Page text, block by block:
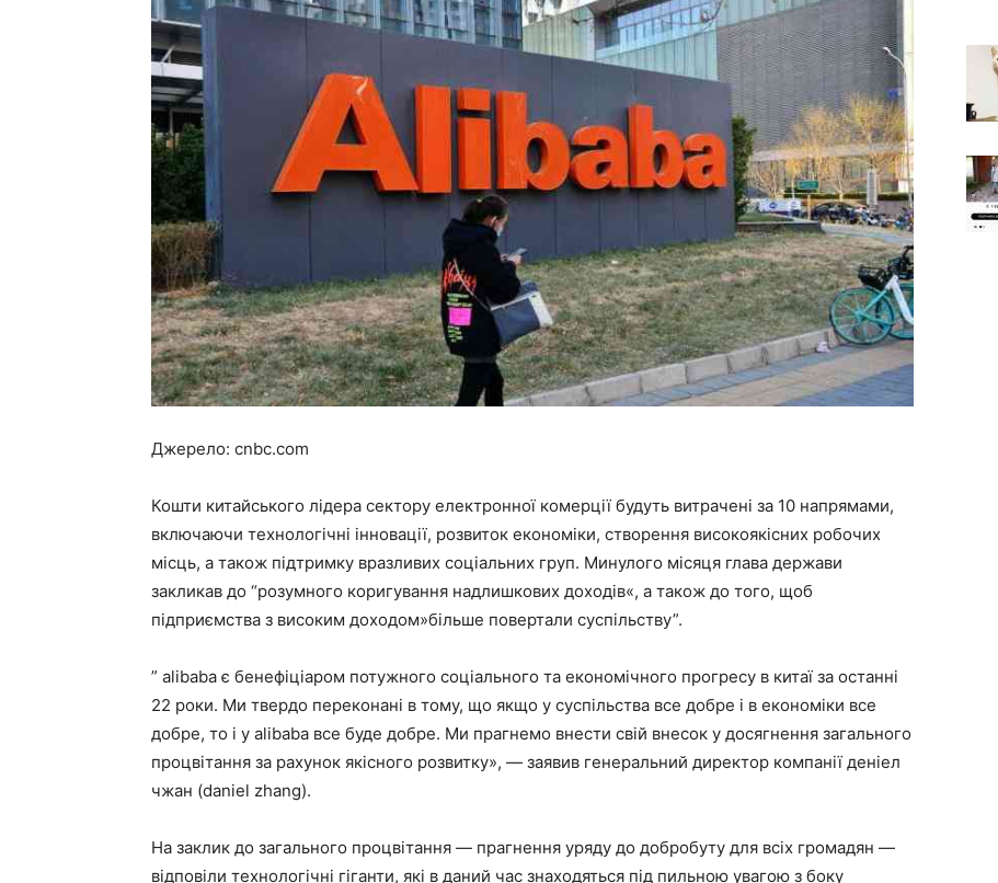
Джерело: cnbc.com
Кошти китайського лідера сектору електронної комерції будуть витрачені за 10 напрямами,
включаючи технологічні інновації, розвиток економіки, створення високоякісних робочих
місць, а також підтримку вразливих соціальних груп. Минулого місяця глава держави
закликав до “розумного коригування надлишкових доходів«, а також до того, щоб
підприємства з високим доходом»більше повертали суспільству”.
” alibaba є бенефіціаром потужного соціального та економічного прогресу в китаї за останні
22 роки. Ми твердо переконані в тому, що якщо у суспільства все добре і в економіки все
добре, то і у alibaba все буде добре. Ми прагнемо внести свій внесок у досягнення загального
процвітання за рахунок якісного розвитку», — заявив генеральний директор компанії деніел
чжан (daniel zhang).
На заклик до загального процвітання — прагнення уряду до добробуту для всіх громадян —
відповіли технологічні гіганти, які в даний час знаходяться під пильною увагою з боку